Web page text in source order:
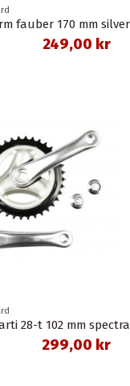
fauber 170 mm silver
249,00 kr
28-t 102 mm spectra
299,00 kr